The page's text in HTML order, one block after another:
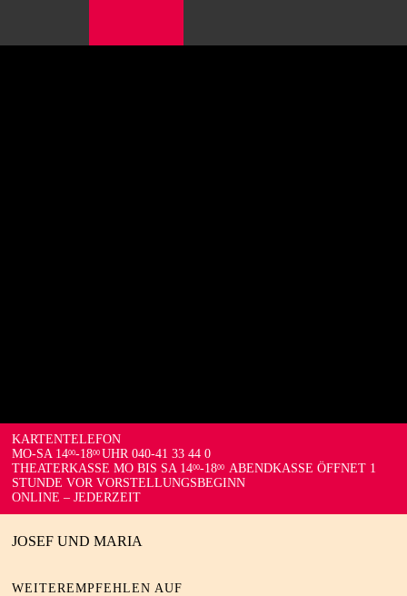
KARTENTELEFON
MO-SA 1400-1800 UHR 040-41 33 44 0
THEATERKASSE MO BIS SA 1400-1800 ABENDKASSE ÖFFNET 1
STUNDE VOR VORSTELLUNGSBEGINN
ONLINE – JEDERZEIT
JOSEF UND MARIA
WEITEREMPFEHLEN AUF